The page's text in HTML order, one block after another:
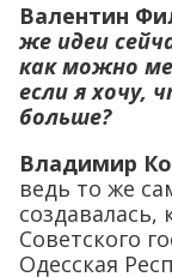
Валентин
же идеи
как можно
если я хочу,
больше?
Владимир
ведь то же
создавалась,
Советского
Одесская